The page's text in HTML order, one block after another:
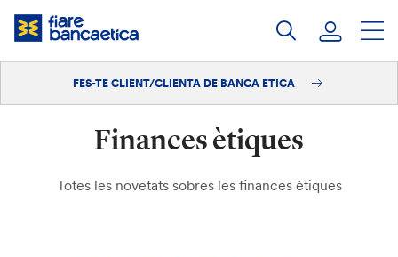
Salta
Iniciar sessió
Fes-te'n client/clienta
FES-TE CLIENT/CLIENTA DE BANCA ETICA
Finances ètiques
Totes les novetats sobres les finances ètiques